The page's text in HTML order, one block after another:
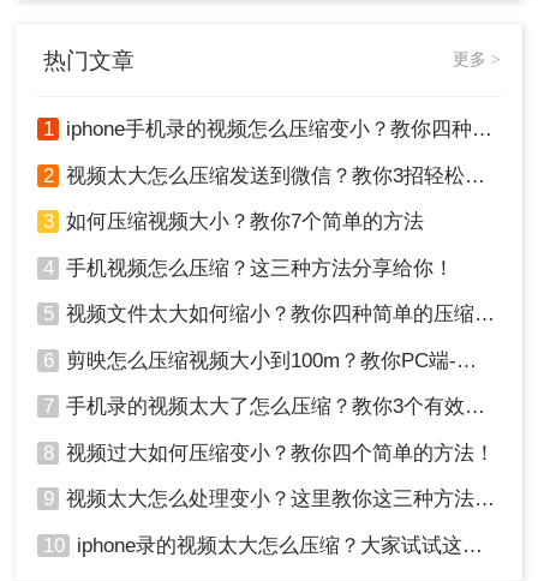
实现高效压缩。
优点：压缩效率高，适合批量处理。
缺点： 需要一定的技术基础，操作复杂。
推荐工具：
FFmpeg
操作步骤：
2、打开命令行： 在视频所在目录打开命令行工
具。
其中， input.mp4 为输入文件， output.mp4 为输
出文件， scale=1280:720 调整分辨率，
-b:v
4、等待完成： 执行命令后，等待压缩完成。
注意： 熟悉命令行操作，避免误操作。
热门文章 更多 >
1 iphone手机录的视频怎么压缩变小？教你四种压缩方法！
2 视频太大怎么压缩发送到微信？教你3招轻松搞定！
3 如何压缩视频大小？教你7个简单的方法
4 手机视频怎么压缩？这三种方法分享给你！
5 视频文件太大如何缩小？教你四种简单的压缩方法！
6 剪映怎么压缩视频大小到100m？教你PC端-移动端压缩方式！
7 手机录的视频太大了怎么压缩？教你3个有效压缩方法！
8 视频过大如何压缩变小？教你四个简单的方法！
9 视频太大怎么处理变小？这里教你这三种方法!！
10 iphone录的视频太大怎么压缩？大家试试这四种方法！